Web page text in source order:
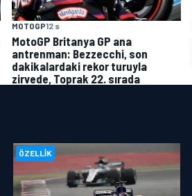
MOTOGP12 s
MotoGP Britanya GP ana
antrenman: Bezzecchi, son
dakikalardaki rekor turuyla
zirvede, Toprak 22. sırada
ÖZELLIK